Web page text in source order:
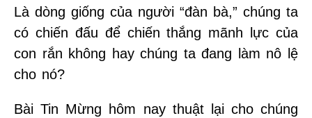
Là dòng giống của người “đàn bà,” chúng ta
có chiến đấu để chiến thắng mãnh lực của
con rắn không hay chúng ta đang làm nô lệ
cho nó?
Bài Tin Mừng hôm nay thuật lại cho chúng